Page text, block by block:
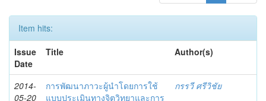
Item hits:
Issue
Date
Title Author(s)
2014-
05-20
การพัฒนาภาวะผู้นำโดยการใช้
แบบประเมินทางจิตวิทยาและการ
กรรวี ศรีวิชัย